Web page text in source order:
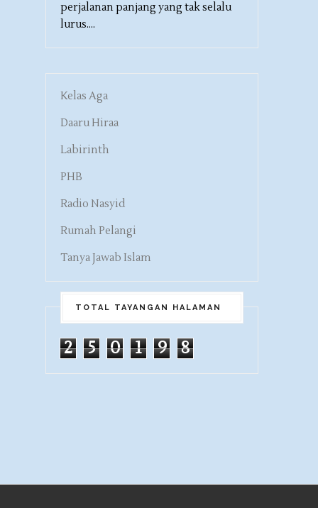
perjalanan panjang yang tak selalu
lurus....
Kelas Aga
Daaru Hiraa
Labirinth
PHB
Radio Nasyid
Rumah Pelangi
Tanya Jawab Islam
TOTAL TAYANGAN HALAMAN
2 5 0 1 9 8